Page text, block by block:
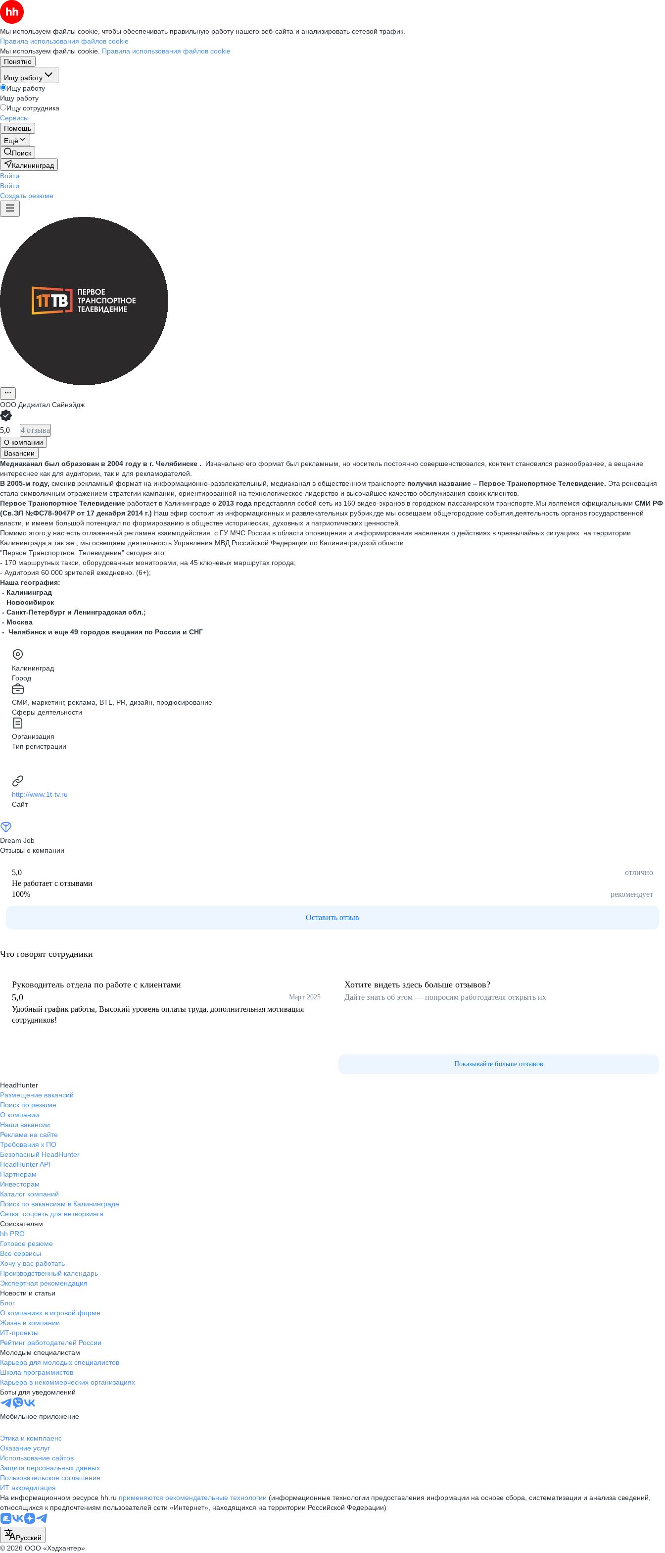
Мы используем файлы cookie, чтобы обеспечивать правильную работу нашего веб-сайта и анализировать сетевой трафик.
Правила использования файлов cookie
Мы используем файлы cookie. Правила использования файлов cookie
Понятно
Ищу работу
Ищу работу
Ищу работу
Ищу сотрудника
Сервисы
Помощь
Ещё
Поиск
Калининград
Войти
Войти
Создать резюме
ООО Диджитал Сайнэйдж
5,0 4 отзыва
О компании
Вакансии
Медиаканал был образован в 2004 году в г. Челябинске . Изначально его формат был рекламным, но носитель постоянно совершенствовался, контент становился разнообразнее, а вещание
интереснее как для аудитории, так и для рекламодателей.
В 2005-м году, сменив рекламный формат на информационно-развлекательный, медиаканал в общественном транспорте получил название – Первое Транспортное Телевидение. Эта реновация
стала символичным отражением стратегии кампании, ориентированной на технологическое лидерство и высочайшее качество обслуживания своих клиентов.
Первое Транспортное Телевидение работает в Калининграде с 2013 года представляя собой сеть из 160 видео-экранов в городском пассажирском транспорте.Мы являемся официальными СМИ РФ
(Св.ЭЛ №ФС78-9047Р от 17 декабря 2014 г.) Наш эфир состоит из информационных и развлекательных рубрик,где мы освещаем общегородские события,деятельность органов государственной
власти, и имеем большой потенциал по формированию в обществе исторических, духовных и патриотических ценностей.
Помимо этого,у нас есть отлаженный регламен взаимодействия с ГУ МЧС России в области оповещения и информирования населения о действиях в чрезвычайных ситуациях на территории
Калининграда,а так же , мы освещаем деятельность Управления МВД Российской Федерации по Калининградской области.
"Первое Транспортное Телевидение" сегодня это:
- 170 маршрутных такси, оборудованных мониторами, на 45 ключевых маршрутах города;
- Аудитория 60 000 зрителей ежедневно. (6+);
Наша география:
- Калининград
- Новосибирск
- Санкт-Петербург и Ленинградская обл.;
- Москва
- Челябинск и еще 49 городов вещания по России и СНГ
Калининград
Город
СМИ, маркетинг, реклама, BTL, PR, дизайн, продюсирование
Сферы деятельности
Организация
Тип регистрации
http://www.1t-tv.ru
Сайт
Dream Job
Отзывы о компании
5,0
отлично
Не работает с отзывами
100% рекомендует
Оставить отзыв
Что говорят сотрудники
Руководитель отдела по работе с клиентами
5,0
Март 2025
Удобный график работы, Высокий уровень оплаты труда, дополнительная мотивация
сотрудников!
Хотите видеть здесь больше отзывов?
Дайте знать об этом — попросим работодателя открыть их
Показывайте больше отзывов
HeadHunter
Размещение вакансий
Поиск по резюме
О компании
Наши вакансии
Реклама на сайте
Требования к ПО
Безопасный HeadHunter
HeadHunter API
Партнерам
Инвесторам
Каталог компаний
Поиск по вакансиям в Калининграде
Сетка: соцсеть для нетворкинга
Соискателям
hh PRO
Готовое резюме
Все сервисы
Хочу у вас работать
Производственный календарь
Экспертная рекомендация
Новости и статьи
Блог
О компаниях в игровой форме
Жизнь в компании
ИТ-проекты
Рейтинг работодателей России
Молодым специалистам
Карьера для молодых специалистов
Школа программистов
Карьера в некоммерческих организациях
Боты для уведомлений
Мобильное приложение
Этика и комплаенс
Оказание услуг
Использование сайтов
Защита персональных данных
Пользовательское соглашение
ИТ аккредитация
На информационном ресурсе hh.ru применяются рекомендательные технологии (информационные технологии предоставления информации на основе сбора, систематизации и анализа сведений,
относящихся к предпочтениям пользователей сети «Интернет», находящихся на территории Российской Федерации)
Русский
© 2026 ООО «Хэдхантер»